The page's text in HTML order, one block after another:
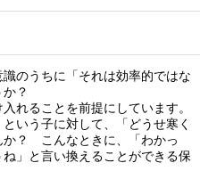
のうちに「それは効率的ではな
？
れることを前提にしています。
いう子に対して、「どうせ寒く
か？ こんなときに、「わかっ
」と言い換えることができる保